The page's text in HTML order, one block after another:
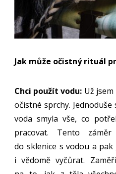
Jak může očistný rituál
Chci použít vodu: Už
očistné sprchy.
voda smyla vše, co
pracovat. Tento
do sklenice s vodou a
i vědomě vyčůrat.